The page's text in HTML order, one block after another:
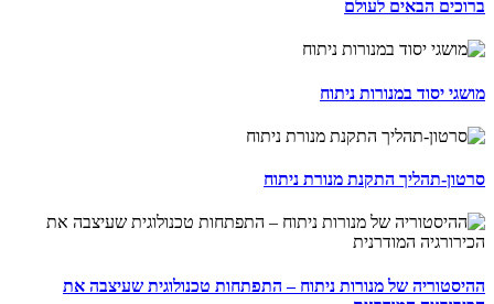
ברוכים הבאים לעולם
מושגי יסוד במנורות ניתוח
סרטון-תהליך התקנת מנורת ניתוח
ההיסטוריה של מנורות ניתוח – התפתחות טכנולוגית שעיצבה את